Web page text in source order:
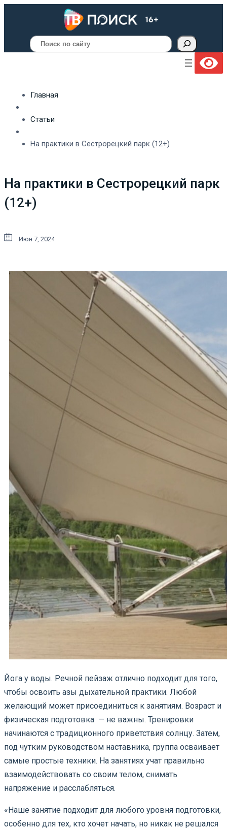
Поиск
Главная
Статьи
На практики в Сестрорецкий парк (12+)
На практики в Сестрорецкий парк
(12+)
Июн 7, 2024
Йога у воды. Речной пейзаж отлично подходит для того,
чтобы освоить азы дыхательной практики. Любой
желающий может присоединиться к занятиям. Возраст и
физическая подготовка — не важны. Тренировки
начинаются с традиционного приветствия солнцу. Затем,
под чутким руководством наставника, группа осваивает
самые простые техники. На занятиях учат правильно
взаимодействовать со своим телом, снимать
напряжение и расслабляться.
«Наше занятие подходит для любого уровня подготовки,
особенно для тех, кто хочет начать, но никак не решался